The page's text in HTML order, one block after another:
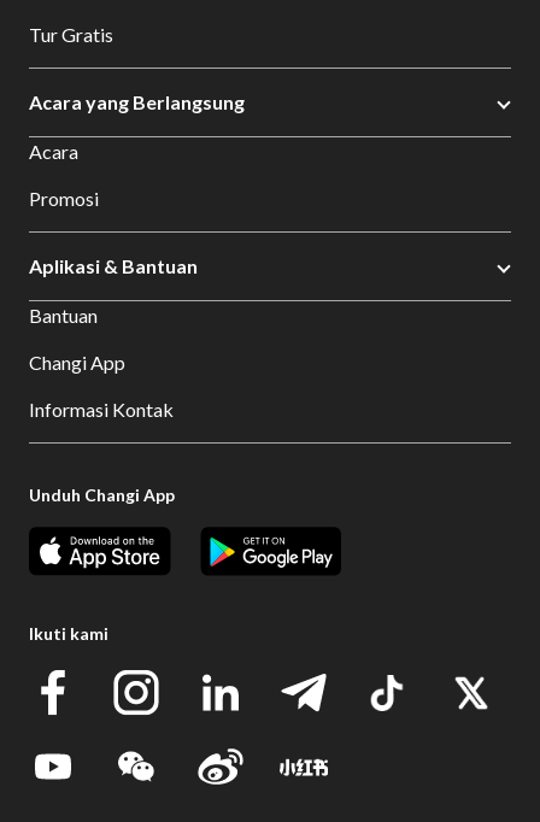
Tur Gratis
Acara yang Berlangsung
Acara
Promosi
Aplikasi & Bantuan
Bantuan
Changi App
Informasi Kontak
Unduh Changi App
Ikuti kami